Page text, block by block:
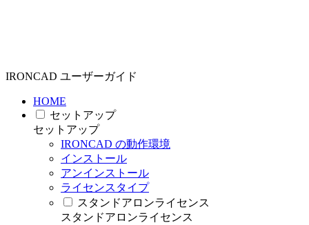
IRONCAD ユーザーガイド
HOME
セットアップ
セットアップ
IRONCAD の動作環境
インストール
アンインストール
ライセンスタイプ
スタンドアロンライセンス
スタンドアロンライセンス